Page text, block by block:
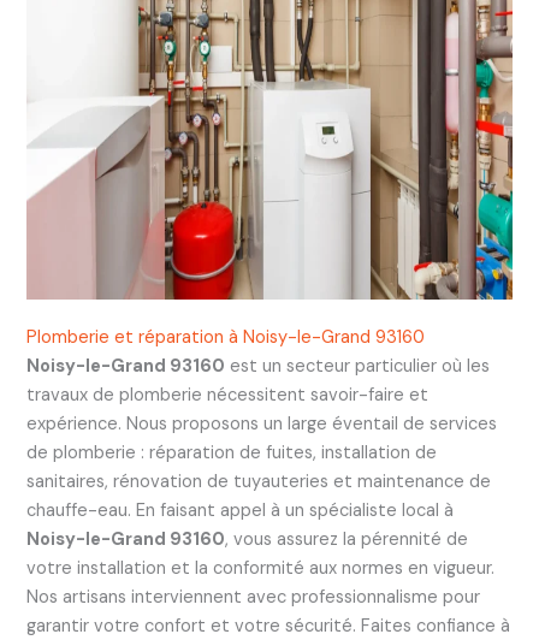
Plomberie et réparation à Noisy-le-Grand 93160
Noisy-le-Grand 93160 est un secteur particulier où les
travaux de plomberie nécessitent savoir-faire et
expérience. Nous proposons un large éventail de services
de plomberie : réparation de fuites, installation de
sanitaires, rénovation de tuyauteries et maintenance de
chauffe-eau. En faisant appel à un spécialiste local à
Noisy-le-Grand 93160, vous assurez la pérennité de
votre installation et la conformité aux normes en vigueur.
Nos artisans interviennent avec professionnalisme pour
garantir votre confort et votre sécurité. Faites confiance à